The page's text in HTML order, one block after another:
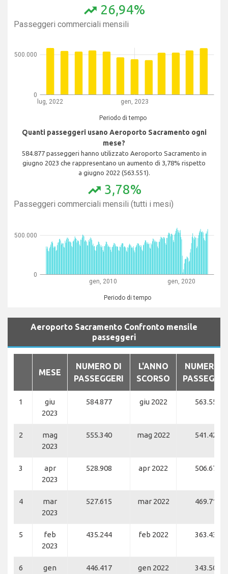
trending_up 26,94%
Passeggeri commerciali mensili
lug, 2022 gen, 2023
Periodo di tempo
0
500.000
Quanti passeggeri usano Aeroporto Sacramento ogni
mese?
584.877 passeggeri hanno utilizzato Aeroporto Sacramento in
giugno 2023 che rappresentano un aumento di 3,78% rispetto
a giugno 2022 (563.551).
trending_up 3,78%
Passeggeri commerciali mensili (tutti i mesi)
gen, 2010 gen, 2020
Periodo di tempo
0
500.000
Aeroporto Sacramento Confronto mensile
passeggeri
MESE
NUMERO DI
PASSEGGERI
L'ANNO
SCORSO
NUMERO
1
giu
2023
584.877 giu 2022 563.551
2
mag
2023
555.340 mag 2022 541.426
3
apr
2023
528.908 apr 2022 506.676
4
mar
2023
527.615 mar 2022 469.714
5
feb
2023
435.244 feb 2022 363.436
6
gen
446.417 gen 2022 343.501